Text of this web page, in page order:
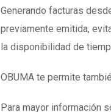
Generando facturas
previamente emitida,
la disponibilidad de
OBUMA te permite
Para mayor información